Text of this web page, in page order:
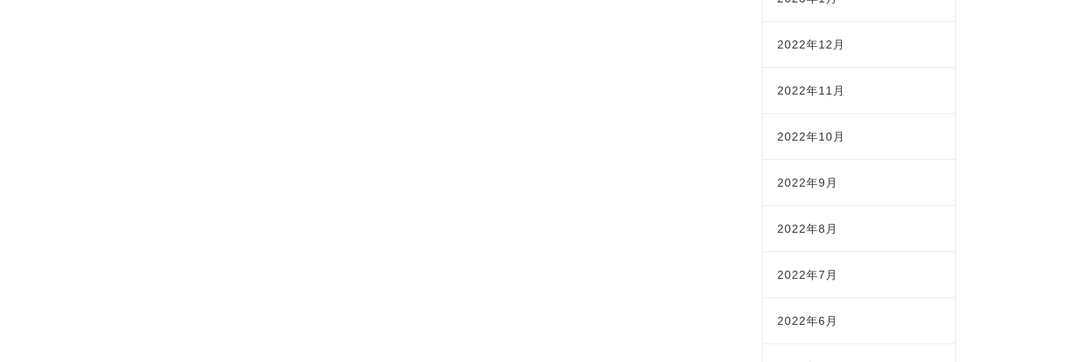
2022年12月
2022年11月
2022年10月
2022年9月
2022年8月
2022年7月
2022年6月